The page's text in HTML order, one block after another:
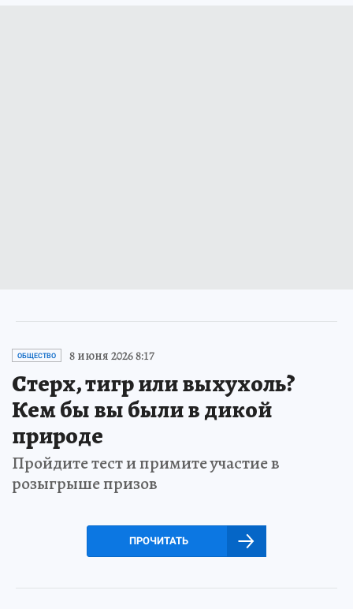
ОБЩЕСТВО 8 июня 2026 8:17
Стерх, тигр или выхухоль?
Кем бы вы были в дикой
природе
Пройдите тест и примите участие в
розыгрыше призов
ПРОЧИТАТЬ